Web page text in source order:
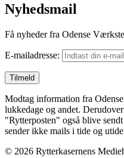
Nyhedsmail
Få nyheder fra Odense
E-mailadresse:
Modtag information fra
lukkedage og andet.
"Rytterposten" også blive
sender ikke mails i tide og
© 2026 Rytterkasernens